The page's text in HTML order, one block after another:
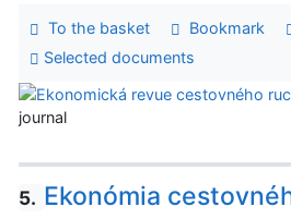
To the basket Bookmark
Selected documents
journal
5. Ekonómia